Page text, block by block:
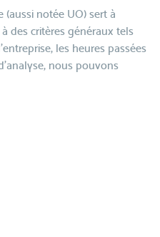
(aussi notée UO) sert à
des critères généraux tels
les heures passées
nous pouvons